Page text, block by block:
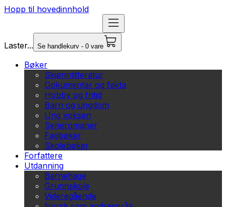
Hopp til hovedinnhold
Laster... Se handlekurv - 0 vare
Bøker
Skjønnlitteratur
Dokumentar og fakta
Hobby og fritid
Barn og ungdom
Ung voksen
Serieromaner
Fagbøker
Skolebøker
Forfattere
Utdanning
Barnehage
Grunnskole
Videregående